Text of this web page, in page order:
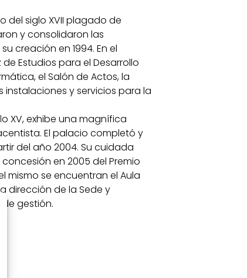
del siglo XVII plagado de
y consolidaron las
creación en 1994. En el
Estudios para el Desarrollo
el Salón de Actos, la
instalaciones y servicios para la
XV, exhibe una magnífica
El palacio completó y
del año 2004. Su cuidada
en 2005 del Premio
mismo se encuentran el Aula
dirección de la Sede y
gestión.